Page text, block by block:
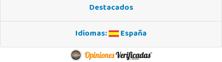
Destacados
Idiomas:
España